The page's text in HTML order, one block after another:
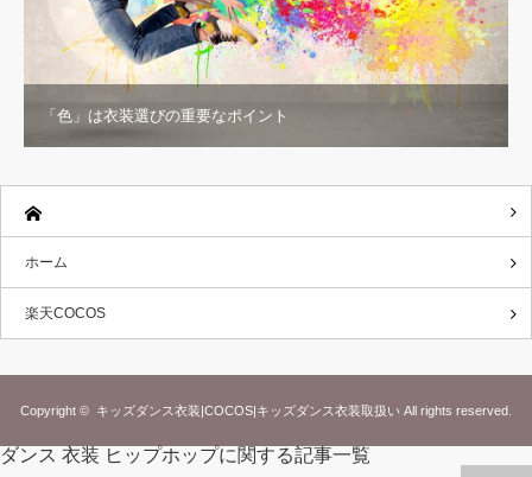
「色」は衣装選びの重要なポイント
ホーム
楽天COCOS
Copyright © キッズダンス衣装|COCOS|キッズダンス衣装取扱い All rights reserved.
ダンス 衣装 ヒップホップに関する記事一覧